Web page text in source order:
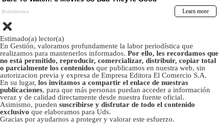
Estimado(a) lector(a)
En Gestión, valoramos profundamente la labor periodística que
realizamos para mantenerlos informados. Por ello, les recordamos que
no está permitido, reproducir, comercializar, distribuir, copiar total
o parcialmente los contenidos que publicamos en nuestra web, sin
autorizacion previa y expresa de Empresa Editora El Comercio S.A.
En su lugar, los invitamos a compartir el enlace de nuestras
publicaciones, para que más personas puedan acceder a información
veraz y de calidad directamente desde nuestra fuente oficial.
Asimismo, pueden suscribirse y disfrutar de todo el contenido
exclusivo que elaboramos para Uds.
Gracias por ayudarnos a proteger y valorar este esfuerzo.